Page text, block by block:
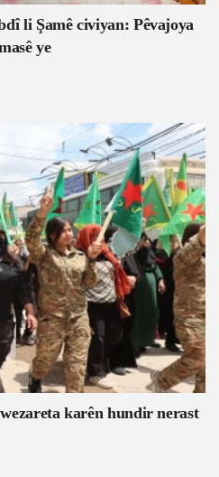
li Şamê civiyan: Pêvajoya
ye
karên hundir nerast